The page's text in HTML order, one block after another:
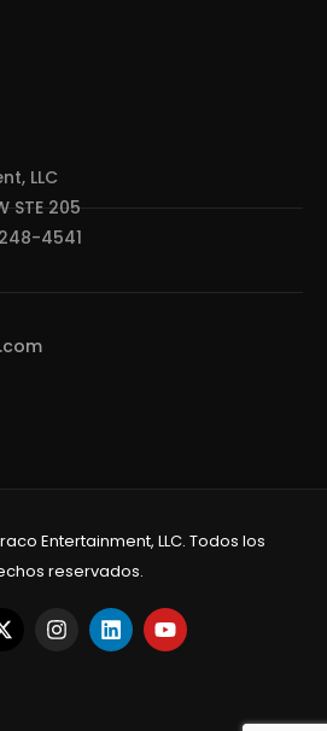
LLC
STE 205
4541
Entertainment, LLC. Todos los
reservados.